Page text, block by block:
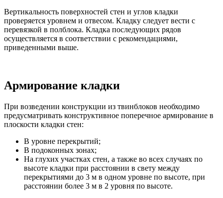
Вертикальность поверхностей стен и углов кладки
проверяется уровнем и отвесом. Кладку следует вести с
перевязкой в полблока. Кладка последующих рядов
осуществляется в соответствии с рекомендациями,
приведенными выше.
Армирование кладки
При возведении конструкции из твинблоков необходимо
предусматривать конструктивное поперечное армирование в
плоскости кладки стен:
В уровне перекрытий;
В подоконных зонах;
На глухих участках стен, а также во всех случаях по
высоте кладки при расстоянии в свету между
перекрытиями до 3 м в одном уровне по высоте, при
расстоянии более 3 м в 2 уровня по высоте.